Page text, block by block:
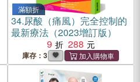
滿額折
34.尿酸（痛風）完全控制的
最新療法（2023增訂版）
9
288
庫存：3